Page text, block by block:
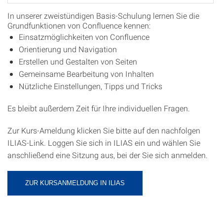
In unserer zweistündigen Basis-Schulung lernen Sie die
Grundfunktionen von Confluence kennen:
Einsatzmöglichkeiten von Confluence
Orientierung und Navigation
Erstellen und Gestalten von Seiten
Gemeinsame Bearbeitung von Inhalten
Nützliche Einstellungen, Tipps und Tricks
Es bleibt außerdem Zeit für Ihre individuellen Fragen.
Zur Kurs-Ameldung klicken Sie bitte auf den nachfolgen
ILIAS-Link. Loggen Sie sich in ILIAS ein und wählen Sie
anschließend eine Sitzung aus, bei der Sie sich anmelden.
ZUR KURSANMELDUNG IN ILIAS